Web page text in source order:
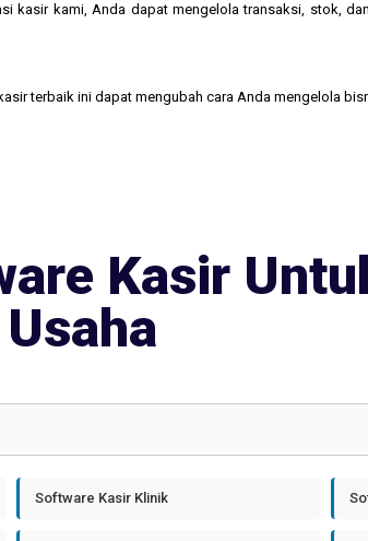
kasir kami, Anda dapat mengelola transaksi, stok,
terbaik ini dapat mengubah cara Anda mengelola
Kasir
Software Kasir Klinik